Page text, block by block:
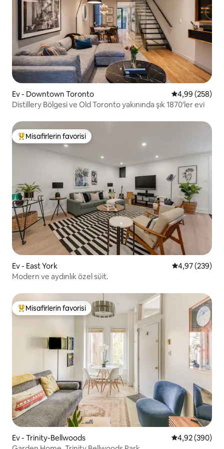
Ev - Downtown Toronto 5 üzerinden
4,99 (258)
Distillery Bölgesi ve Old Toronto yakınında şık 1870'ler evi
Misafirlerin favorilerinden en beğenilenler arasında
Misafirlerin favorisi
Ev - East York 5 üzerinden
4,97 (239)
Modern ve aydınlık özel süit.
Misafirlerin favorilerinden en beğenilenler arasında
Misafirlerin favorisi
Ev - Trinity-Bellwoods 5 üzerinden
4,92 (390)